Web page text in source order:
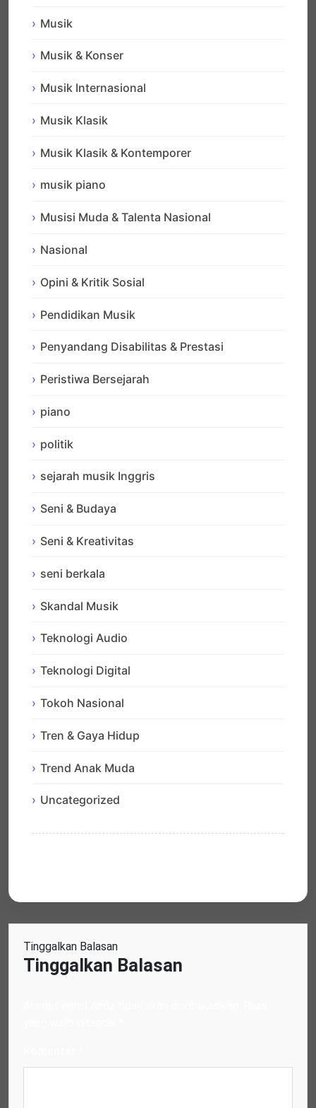
Musik
Musik & Konser
Musik Internasional
Musik Klasik
Musik Klasik & Kontemporer
musik piano
Musisi Muda & Talenta Nasional
Nasional
Opini & Kritik Sosial
Pendidikan Musik
Penyandang Disabilitas & Prestasi
Peristiwa Bersejarah
piano
politik
sejarah musik Inggris
Seni & Budaya
Seni & Kreativitas
seni berkala
Skandal Musik
Teknologi Audio
Teknologi Digital
Tokoh Nasional
Tren & Gaya Hidup
Trend Anak Muda
Uncategorized
Tinggalkan Balasan
Tinggalkan Balasan